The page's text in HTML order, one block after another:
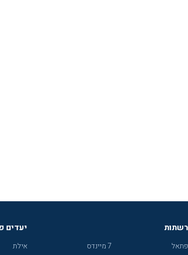
רשתות
פתאל
7 מיינדס
יעדים
אילת